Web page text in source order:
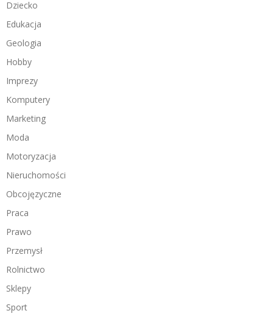
Dziecko
Edukacja
Geologia
Hobby
Imprezy
Komputery
Marketing
Moda
Motoryzacja
Nieruchomości
Obcojęzyczne
Praca
Prawo
Przemysł
Rolnictwo
Sklepy
Sport